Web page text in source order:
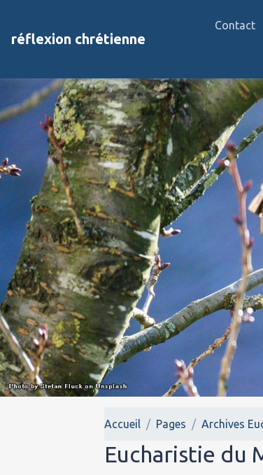
réflexion chrétienne
Contact
Accueil Pages Archives
Eucharistie du